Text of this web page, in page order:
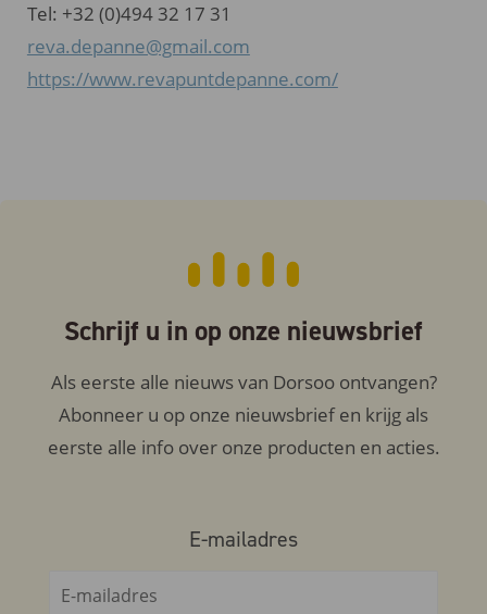
Tel: +32 (0)494 32 17 31
reva.depanne@gmail.com
https://www.revapuntdepanne.com/
Schrijf u in op onze nieuwsbrief
Als eerste alle nieuws van Dorsoo ontvangen?
Abonneer u op onze nieuwsbrief en krijg als
eerste alle info over onze producten en acties.
E-mailadres